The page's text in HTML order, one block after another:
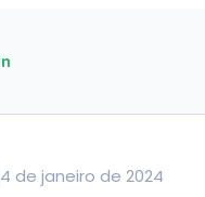
4 de janeiro de 2024